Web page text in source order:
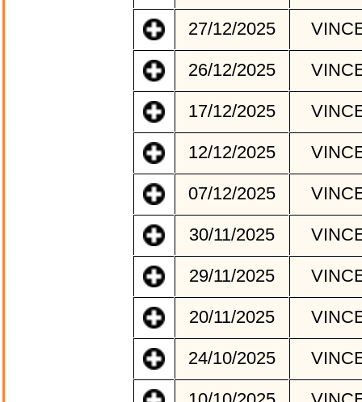
27/12/2025
26/12/2025
17/12/2025
12/12/2025
07/12/2025
30/11/2025
29/11/2025
20/11/2025
24/10/2025